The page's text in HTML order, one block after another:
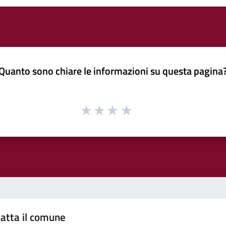
sono chiare le informazioni su questa
il comune